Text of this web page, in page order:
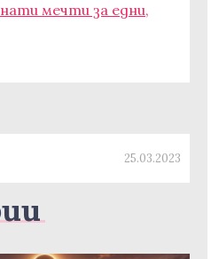
мечти за едни,
25.03.2023